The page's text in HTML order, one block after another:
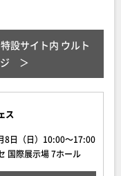
設サイト内 ウルト
ス
8日（日）10:00～17:00
国際展示場 7ホール